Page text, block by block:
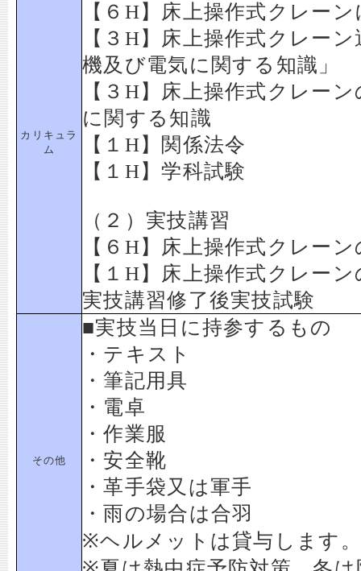
カリキュラ
ム
【６H】床上操作式クレー
【３H】床上操作式クレー
機及び電気に関する知識」
【３H】床上操作式クレー
に関する知識
【１H】関係法令
【１H】学科試験
（２）実技講習
【６H】床上操作式クレー
【１H】床上操作式クレー
実技講習修了後実技試験
その他
■実技当日に持参するもの
・テキスト
・筆記用具
・電卓
・作業服
・安全靴
・革手袋又は軍手
・雨の場合は合羽
※ヘルメットは貸与します。